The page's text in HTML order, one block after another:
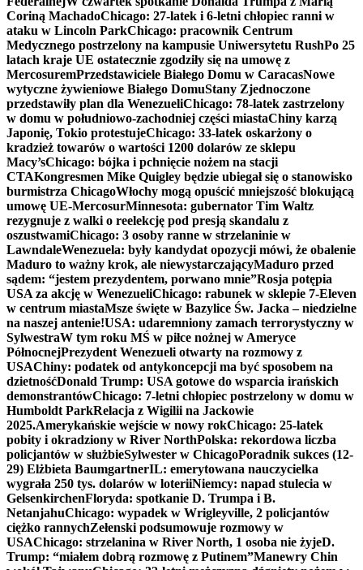
Coriną MachadoChicago: 27-latek i 6-letni chłopiec ranni w
ataku w Lincoln ParkChicago: pracownik Centrum
Medycznego postrzelony na kampusie Uniwersytetu RushPo 25
latach kraje UE ostatecznie zgodziły się na umowę z
MercosuremPrzedstawiciele Białego Domu w CaracasNowe
wytyczne żywieniowe Białego DomuStany Zjednoczone
przedstawiły plan dla WenezueliChicago: 78-latek zastrzelony
w domu w południowo-zachodniej części miastaChiny karzą
Japonię, Tokio protestujeChicago: 33-latek oskarżony o
kradzież towarów o wartości 1200 dolarów ze sklepu
Macy’sChicago: bójka i pchnięcie nożem na stacji
CTAKongresmen Mike Quigley będzie ubiegał się o stanowisko
burmistrza ChicagoWłochy mogą opuścić mniejszość blokującą
umowę UE-MercosurMinnesota: gubernator Tim Waltz
rezygnuje z walki o reelekcję pod presją skandalu z
oszustwamiChicago: 3 osoby ranne w strzelaninie w
LawndaleWenezuela: były kandydat opozycji mówi, że obalenie
Maduro to ważny krok, ale niewystarczającyMaduro przed
sądem: “jestem prezydentem, porwano mnie”Rosja potępia
USA za akcję w WenezueliChicago: rabunek w sklepie 7-Eleven
w centrum miastaMsze święte w Bazylice Św. Jacka – niedzielne
na naszej antenie!USA: udaremniony zamach terrorystyczny w
SylwestraW tym roku MŚ w piłce nożnej w Ameryce
PółnocnejPrezydent Wenezueli otwarty na rozmowy z
USAChiny: podatek od antykoncepcji ma być sposobem na
dzietnośćDonald Trump: USA gotowe do wsparcia irańskich
demonstrantówChicago: 7-letni chłopiec postrzelony w domu w
Humboldt ParkRelacja z Wigilii na Jackowie
2025.Amerykańskie wejście w nowy rokChicago: 25-latek
pobity i okradziony w River NorthPolska: rekordowa liczba
policjantów w służbieSylwester w ChicagoPoradnik sukces (12-
29) Elżbieta BaumgartnerIL: emerytowana nauczycielka
wygrała 250 tys. dolarów w loteriiNiemcy: napad stulecia w
GelsenkirchenFloryda: spotkanie D. Trumpa i B.
NetanjahuChicago: wypadek w Wrigleyville, 2 policjantów
ciężko rannychZełenski podsumowuje rozmowy w
USAChicago: strzelanina w River North, 1 osoba nie żyjeD.
Trump: “miałem dobrą rozmowę z Putinem”Manewry Chin